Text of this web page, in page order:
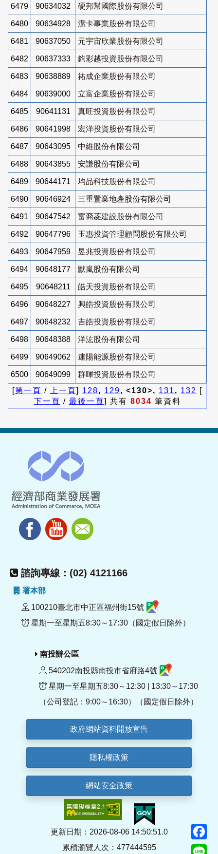
6479 90634032 硬邦幫國際股份有限公司
6480 90634928 潔卡事業股份有限公司
6481 90637050 元宇宙欣業股份有限公司
6482 90637333 鈞彩越投資股份有限公司
6483 90638889 祐成企業股份有限公司
6484 90639000 立富企業股份有限公司
6485 90641131 真旺投資股份有限公司
6486 90641998 宏洋投資股份有限公司
6487 90643095 中維股份有限公司
6488 90643855 安謙股份有限公司
6489 90644171 均品科技股份有限公司
6490 90646924 三重置業地產股份有限公司
6491 90647542 富裔菱建設股份有限公司
6492 90647796 玉惠投資管理顧問股份有限公司
6493 90647959 昱兆投資股份有限公司
6494 90648177 默嵐股份有限公司
6495 90648211 皓天投資股份有限公司
6496 90648227 興皓投資股份有限公司
6497 90648232 吉皓投資股份有限公司
6498 90648388 洋汯股份有限公司
6499 90649062 連陽能源股份有限公司
6500 90649099
群暉投資股份有限公司
[第一頁 / 上一頁] 128, 129, <130>, 131 , 132
[
下一頁 / 最後一頁] 共有 8034 筆資料
諮詢專線：(02) 4121166
署本部
100210臺北市中正區福州街15號
星期一至星期五8:30～17:30（國定假日除外）
南投辦公區
540202南投縣南投市省府路4號
星期一至星期五8:30～12:30 | 13:30～17:30
（公司登記：9:00～16:30）（國定假日除外）
政府網站資料開放宣告
隱私權政策
網站安全政策
更新日期：2026-08-06 14:50:51.0
累積瀏覽人次：477444595